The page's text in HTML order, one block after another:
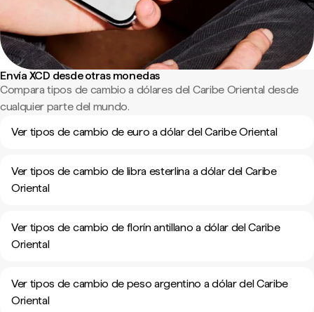
Envía XCD desde otras monedas
Compara tipos de cambio a dólares del Caribe Oriental desde
cualquier parte del mundo.
Ver tipos de cambio de euro a dólar del Caribe Oriental
Ver tipos de cambio de libra esterlina a dólar del Caribe
Oriental
Ver tipos de cambio de florín antillano a dólar del Caribe
Oriental
Ver tipos de cambio de peso argentino a dólar del Caribe
Oriental